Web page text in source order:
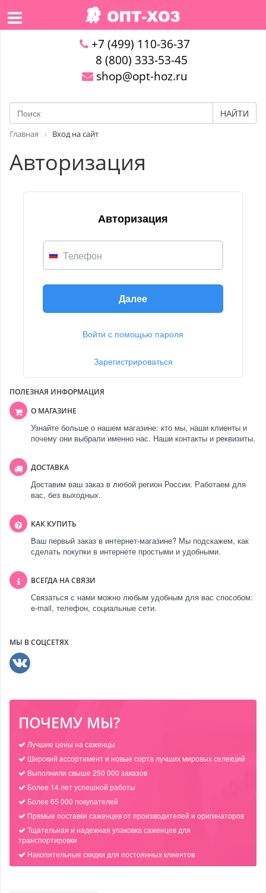
+7 (499) 110-36-37
8 (800) 333-53-45
shop@opt-hoz.ru
НАЙТИ
Главная Вход на сайт
Авторизация
Авторизация
Телефон
Далее
Войти с помощью пароля
Зарегистрироваться
ПОЛЕЗНАЯ ИНФОРМАЦИЯ
О МАГАЗИНЕ
Узнайте больше о нашем магазине: кто мы, наши клиенты и
почему они выбрали именно нас. Наши контакты и реквизиты.
ДОСТАВКА
Доставим ваш заказ в любой регион России. Работаем для
вас, без выходных.
КАК КУПИТЬ
Ваш первый заказ в интернет-магазине? Мы подскажем, как
сделать покупки в интернете простыми и удобными.
ВСЕГДА НА СВЯЗИ
Связаться с нами можно любым удобным для вас способом:
e-mail, телефон, социальные сети.
МЫ В СОЦСЕТЯХ
ПОЧЕМУ МЫ?
Лучшие цены на саженцы
Широкий ассортимент и новые сорта лучших мировых селекций
Выполнили свыше 250 000 заказов
Более 14 лет успешной работы
Более 65 000 покупателей
Прямые поставки саженцев от производителей и оригинаторов
Тщательная и надежная упаковка саженцев для
транспортировки
Накопительные скидки для постоянных клиентов